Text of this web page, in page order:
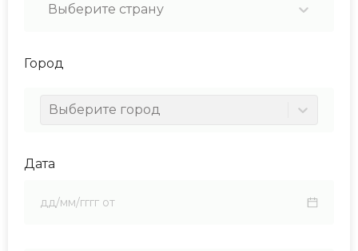
Выберите страну
Город
Выберите город
Дата